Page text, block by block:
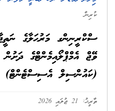
ކުރިން
ސްކްރީނިންގ މަރުޙަލާގެ
ވޭޖް އެމްޕްލޯއިމެންޓްގެ
(ކައުންސިލް އެސިސްޓެންޓް)
ތާރީޚު: 21 ޖުލައި 2026